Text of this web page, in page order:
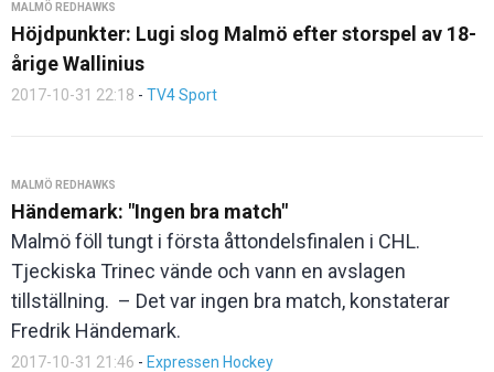
MALMÖ REDHAWKS
Höjdpunkter: Lugi slog Malmö efter storspel av 18-
årige Wallinius
2017-10-31 22:18 - TV4 Sport
MALMÖ REDHAWKS
Händemark: "Ingen bra match"
Malmö föll tungt i första åttondelsfinalen i CHL.
Tjeckiska Trinec vände och vann en avslagen
tillställning. – Det var ingen bra match, konstaterar
Fredrik Händemark.
2017-10-31 21:46 - Expressen Hockey